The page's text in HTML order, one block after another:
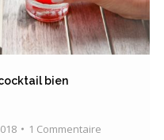
bien
1 Commentaire